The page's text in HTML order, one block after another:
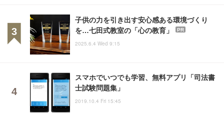
子供の力を引き出す安心感ある環境づくり
を…七田式教室の「心の教育」
PR
2025.6.4 Wed 9:15
スマホでいつでも学習、無料アプリ「司法書
士試験問題集」
2019.10.4 Fri 15:45